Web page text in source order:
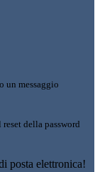
un messaggio
della password
posta elettronica!